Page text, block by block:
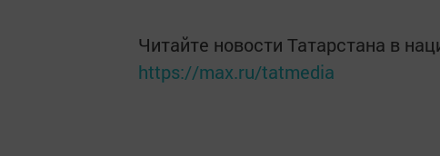
Читайте новости Татарстана в
https://max.ru/tatmedia